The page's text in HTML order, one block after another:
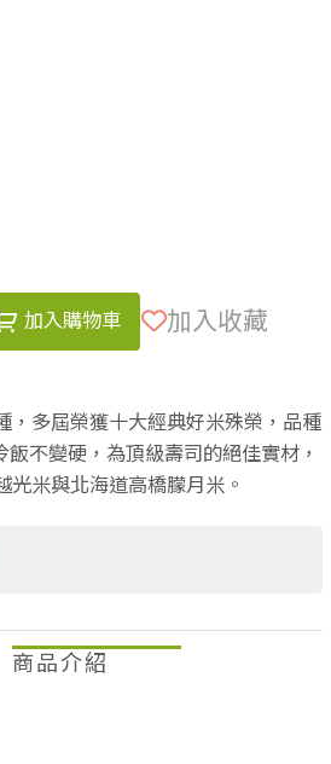
加入購物車 加入收藏
，多屆榮獲十大經典好米殊榮，品種
不變硬，為頂級壽司的絕佳實材，
光米與北海道高橋朦月米。
商品介紹